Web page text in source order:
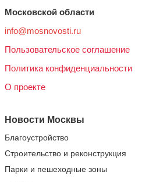
Московской области
info@mosnovosti.ru
Пользовательское соглашение
Политика конфиденциальности
О проекте
Новости Москвы
Благоустройство
Строительство и реконструкция
Парки и пешеходные зоны